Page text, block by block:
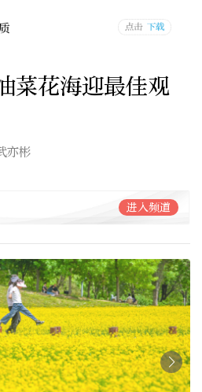
菜花海迎最佳观
亦彬
进入频道